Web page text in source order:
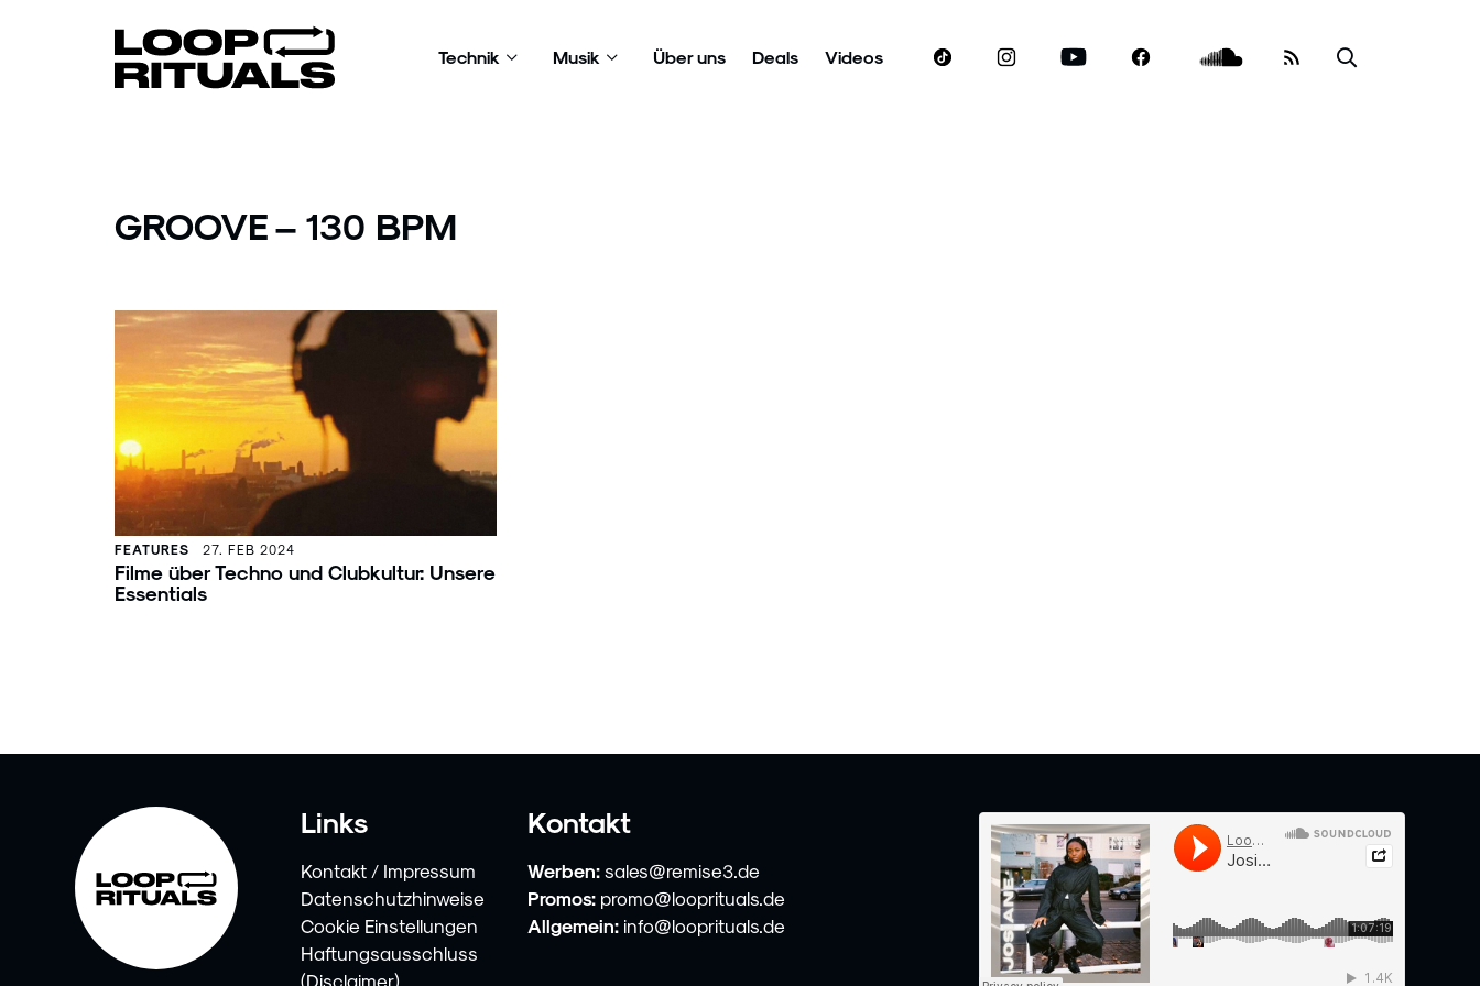
Technik Musik Über uns Deals Videos
GROOVE – 130 BPM
FEATURES 27. FEB 2024
Filme über Techno und Clubkultur: Unsere
Essentials
Links
Kontakt / Impressum
Datenschutzhinweise
Cookie Einstellungen
Haftungsausschluss
(Disclaimer)
Kontakt
Werben: sales@remise3.de
Promos: promo@looprituals.de
Allgemein: info@looprituals.de